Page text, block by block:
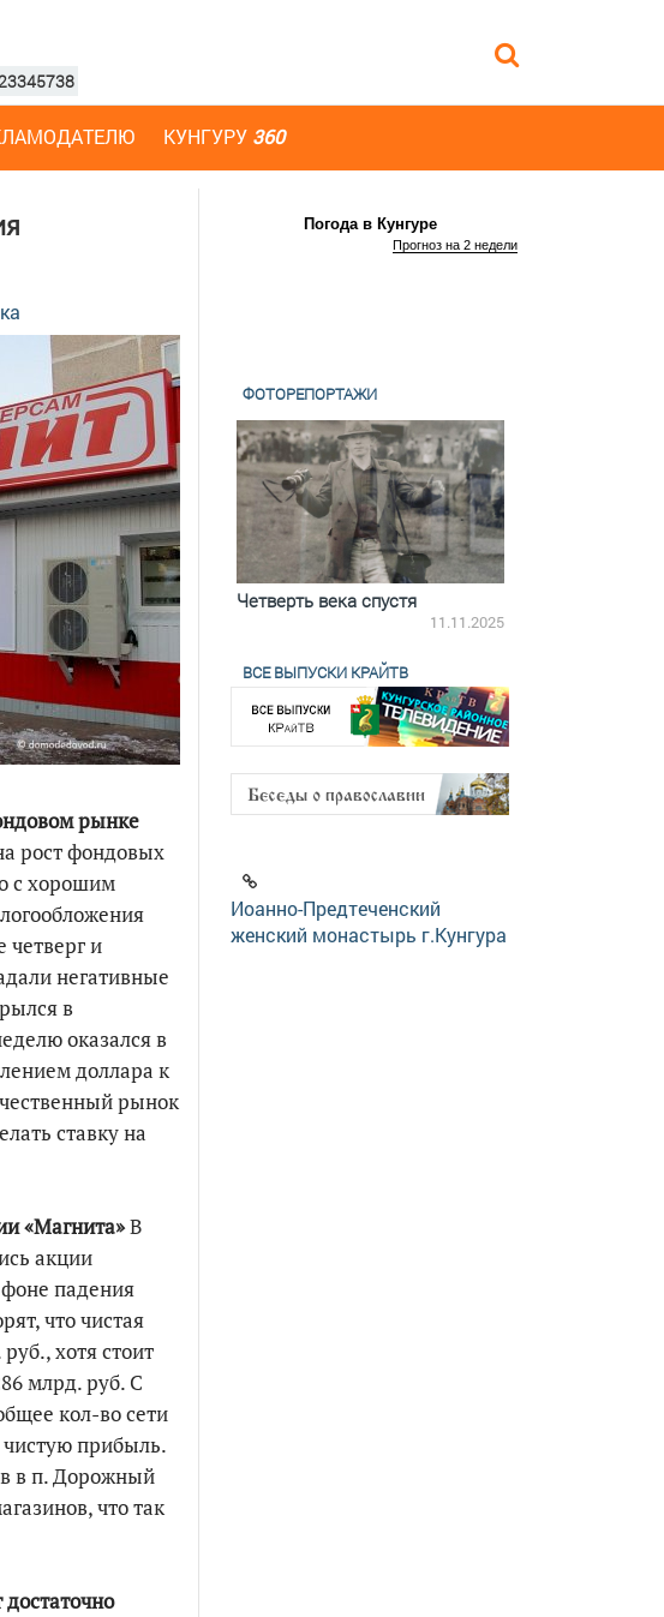
КУНГУРУ 360
рынке
рост фондовых
с хорошим
и
негативные
в
оказался в
доллара к
рынок
ставку на
«Магнита»В
акции
падения
что чистая
хотя стоит
млрд. руб. С
кол-во сети
чистую прибыль.
в п. Дорожный
что так
Погода в Кунгуре
Прогноз на 2 недели
ФОТОРЕПОРТАЖИ
первой пятилетки
18.12.2025
Четверть века спустя
11.11.2025
ВСЕ ВЫПУСКИ КРАЙТВ
Иоанно-Предтеченский
женский монастырь г.Кунгура